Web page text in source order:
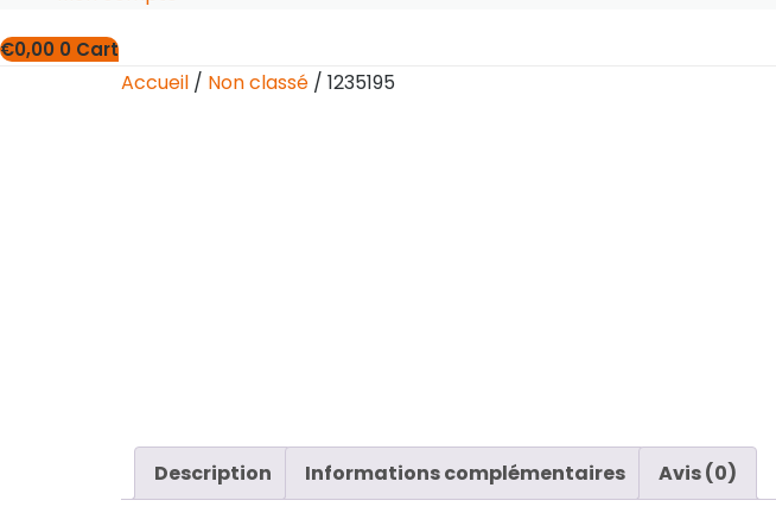
€0,00 0 Cart
Accueil / Non classé / 1235195
Description Informations complémentaires Avis (0)